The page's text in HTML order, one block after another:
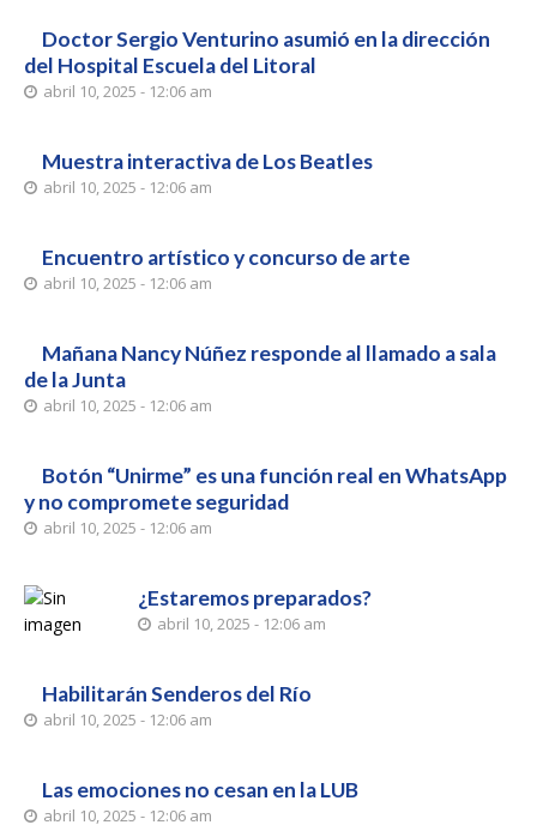
Doctor Sergio Venturino asumió en la dirección
del Hospital Escuela del Litoral
abril 10, 2025 - 12:06 am
Muestra interactiva de Los Beatles
abril 10, 2025 - 12:06 am
Encuentro artístico y concurso de arte
abril 10, 2025 - 12:06 am
Mañana Nancy Núñez responde al llamado a sala
de la Junta
abril 10, 2025 - 12:06 am
Botón “Unirme” es una función real en WhatsApp
y no compromete seguridad
abril 10, 2025 - 12:06 am
¿Estaremos preparados?
abril 10, 2025 - 12:06 am
Habilitarán Senderos del Río
abril 10, 2025 - 12:06 am
Las emociones no cesan en la LUB
abril 10, 2025 - 12:06 am